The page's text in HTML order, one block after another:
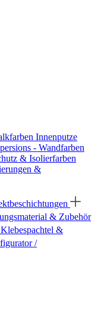
Innenputze
- Wandfarben
& Isolierfarben
&
& Zubehör
Klebespachtel &
/